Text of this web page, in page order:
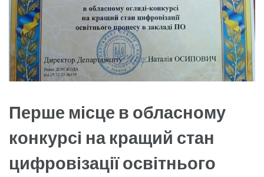
Перше місце в обласному
конкурсі на кращий стан
цифровізації освітнього